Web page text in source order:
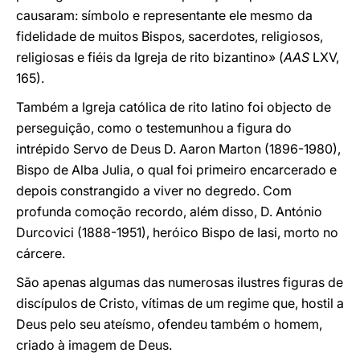
causaram: símbolo e representante ele mesmo da
fidelidade de muitos Bispos, sacerdotes, religiosos,
religiosas e fiéis da Igreja de rito bizantino» (AAS LXV,
165).
Também a Igreja católica de rito latino foi objecto de
perseguição, como o testemunhou a figura do
intrépido Servo de Deus D. Aaron Marton (1896-1980),
Bispo de Alba Julia, o qual foi primeiro encarcerado e
depois constrangido a viver no degredo. Com
profunda comoção recordo, além disso, D. António
Durcovici (1888-1951), heróico Bispo de Iasi, morto no
cárcere.
São apenas algumas das numerosas ilustres figuras de
discípulos de Cristo, vítimas de um regime que, hostil a
Deus pelo seu ateísmo, ofendeu também o homem,
criado à imagem de Deus.